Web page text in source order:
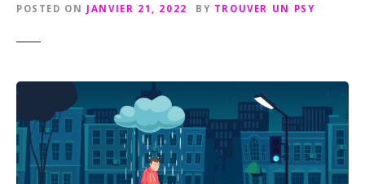
POSTED ON JANVIER 21, 2022 BY TROUVER UN PSY